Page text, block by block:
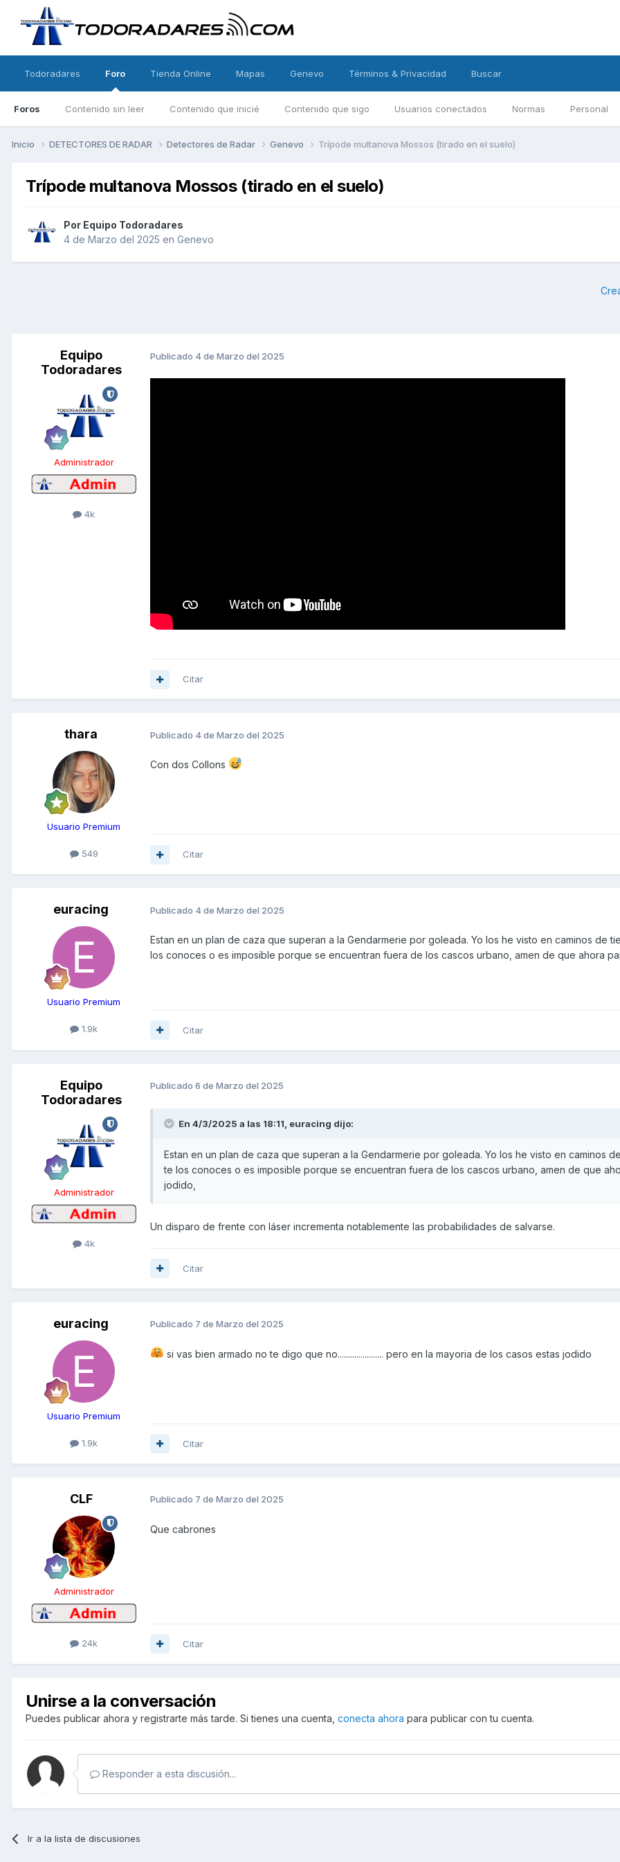
Todoradares Foro
Foros Contenido sin leer Contenido que inicié Contenido que sigo Usuarios conectados Normas Personal
Tienda Online Mapas Genevo Términos & Privacidad Buscar
Inicio DETECTORES DE RADAR Detectores de Radar Genevo Trípode multanova Mossos (tirado en el suelo)
Trípode multanova Mossos (tirado en el suelo)
Por Equipo Todoradares
4 de Marzo del 2025 en Genevo
Equipo
Todoradares
Administrador
4k
Publicado 4 de Marzo del 2025
Citar
thara
Usuario Premium
549
Publicado 4 de Marzo del 2025
Con dos Collons
Citar
euracing
Usuario Premium
1.9k
Publicado 4 de Marzo del 2025
Estan en un plan de caza que superan a la Gendarmerie por goleada. Yo los he visto en caminos de
los conoces o es imposible porque se encuentran fuera de los cascos urbano, amen de que ahora
Citar
Equipo
Todoradares
Administrador
4k
Publicado 6 de Marzo del 2025
En 4/3/2025 a las 18:11, euracing dijo:
Estan en un plan de caza que superan a la Gendarmerie por goleada. Yo los he visto en caminos
te los conoces o es imposible porque se encuentran fuera de los cascos urbano, amen de que
jodido,
Un disparo de frente con láser incrementa notablemente las probabilidades de salvarse.
Citar
euracing
Usuario Premium
1.9k
Publicado 7 de Marzo del 2025
si vas bien armado no te digo que no...................... pero en la mayoria de los casos estas jodido
Citar
CLF
Administrador
24k
Publicado 7 de Marzo del 2025
Que cabrones
Citar
Unirse a la conversación
Puedes publicar ahora y registrarte más tarde. Si tienes una cuenta, conecta ahora para publicar con tu cuenta.
Responder a esta discusión...
Ir a la lista de discusiones